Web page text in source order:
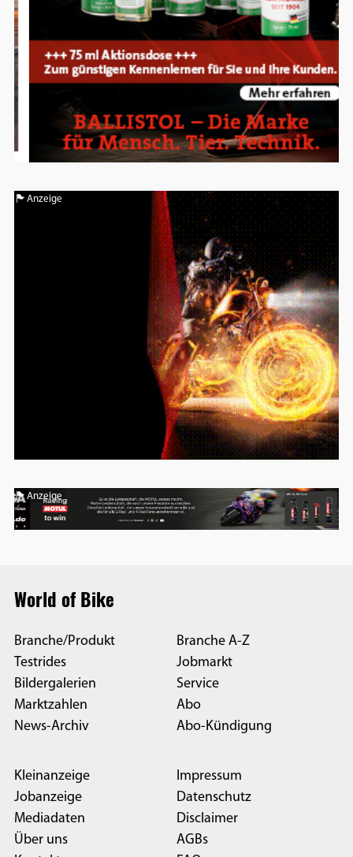
Anzeige
Anzeige
World of Bike
Branche/Produkt
Testrides
Bildergalerien
Marktzahlen
News-Archiv
Branche A-Z
Jobmarkt
Service
Abo
Abo-Kündigung
Kleinanzeige
Jobanzeige
Mediadaten
Über uns
Impressum
Datenschutz
Disclaimer
AGBs